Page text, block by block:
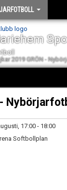
2019 GRÖN -
17:00 - 18:00
Softbollplan